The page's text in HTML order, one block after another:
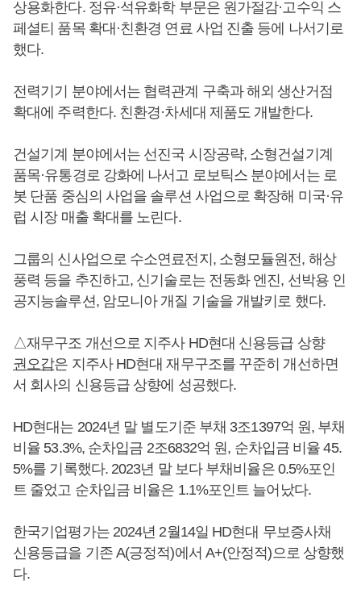
상용화한다. 정유·석유화학 부문은 원가절감·고수익 스
페셜티 품목 확대·친환경 연료 사업 진출 등에 나서기로
했다.
전력기기 분야에서는 협력관계 구축과 해외 생산거점
확대에 주력한다. 친환경·차세대 제품도 개발한다.
건설기계 분야에서는 선진국 시장공략, 소형건설기계
품목·유통경로 강화에 나서고 로보틱스 분야에서는 로
봇 단품 중심의 사업을 솔루션 사업으로 확장해 미국·유
럽 시장 매출 확대를 노린다.
그룹의 신사업으로 수소연료전지, 소형모듈원전, 해상
풍력 등을 추진하고, 신기술로는 전동화 엔진, 선박용 인
공지능솔루션, 암모니아 개질 기술을 개발키로 했다.
△재무구조 개선으로 지주사 HD현대 신용등급 상향
권오갑은 지주사 HD현대 재무구조를 꾸준히 개선하면
서 회사의 신용등급 상향에 성공했다.
HD현대는 2024년 말 별도기준 부채 3조1397억 원, 부채
비율 53.3%, 순차입금 2조6832억 원, 순차입금 비율 45.
5%를 기록했다. 2023년 말 보다 부채비율은 0.5%포인
트 줄었고 순차입금 비율은 1.1%포인트 늘어났다.
한국기업평가는 2024년 2월14일 HD현대 무보증사채
신용등급을 기존 A(긍정적)에서 A+(안정적)으로 상향했
다.